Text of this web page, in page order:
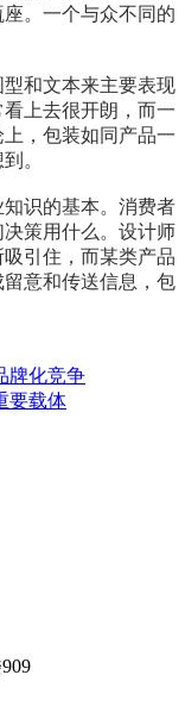
。一个与众不同的
和文本来主要表现
上去很开朗，而一
，包装如同产品一
。
识的基本。消费者
策用什么。设计师
引住，而某类产品
意和传送信息，包
牌化竞争
要载体